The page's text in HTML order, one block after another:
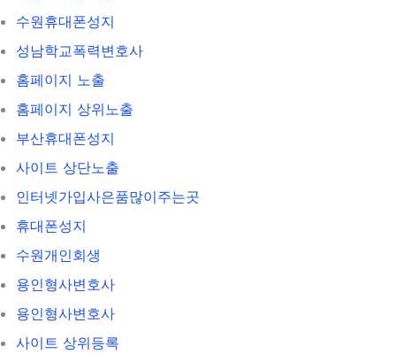
수원휴대폰성지
성남학교폭력변호사
홈페이지 노출
홈페이지 상위노출
부산휴대폰성지
사이트 상단노출
인터넷가입사은품많이주는곳
휴대폰성지
수원개인회생
용인형사변호사
용인형사변호사
사이트 상위등록